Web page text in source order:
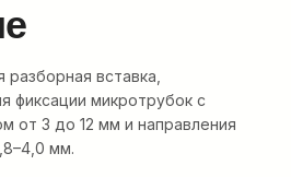
вставка,
фиксации микротрубок с
от 3 до 12 мм и направления
мм.